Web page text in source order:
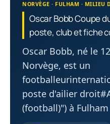
NORVÈGE · FULHAM · MILIEU
Oscar Bobb Coupe
poste, club et fiche
Oscar Bobb, né le
Norvège, est un
poste d'ailier
(football)") à Fulham